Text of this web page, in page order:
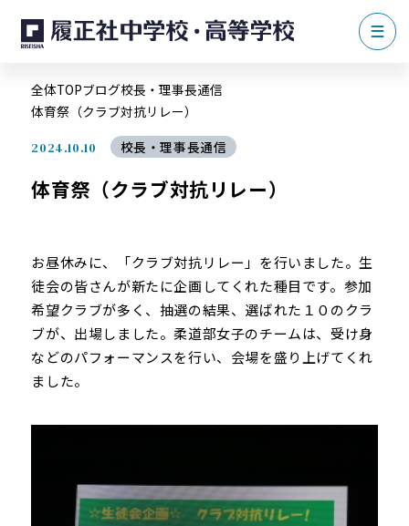
全体TOPブログ校長・理事長通信
体育祭（クラブ対抗リレー）
2024.10.10 校長・理事長通信
体育祭（クラブ対抗リレー）
お昼休みに、「クラブ対抗リレー」を行いました。生
徒会の皆さんが新たに企画してくれた種目です。参加
希望クラブが多く、抽選の結果、選ばれた１０のクラ
ブが、出場しました。柔道部女子のチームは、受け身
などのパフォーマンスを行い、会場を盛り上げてくれ
ました。